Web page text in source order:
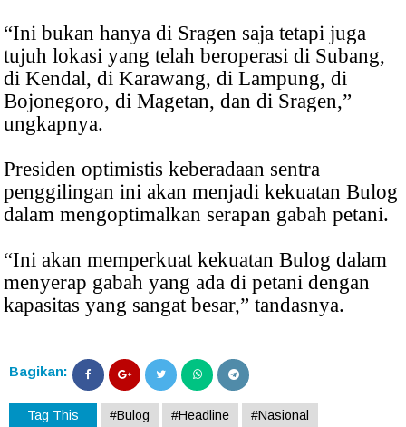
“Ini bukan hanya di Sragen saja tetapi juga
tujuh lokasi yang telah beroperasi di Subang,
di Kendal, di Karawang, di Lampung, di
Bojonegoro, di Magetan, dan di Sragen,”
ungkapnya.
Presiden optimistis keberadaan sentra
penggilingan ini akan menjadi kekuatan Bulog
dalam mengoptimalkan serapan gabah petani.
“Ini akan memperkuat kekuatan Bulog dalam
menyerap gabah yang ada di petani dengan
kapasitas yang sangat besar,” tandasnya.
Bagikan:
Tag This #Bulog #Headline #Nasional